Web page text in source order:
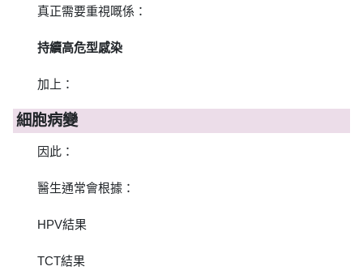
真正需要重視嘅係：
持續高危型感染
加上：
細胞病變
因此：
醫生通常會根據：
HPV結果
TCT結果